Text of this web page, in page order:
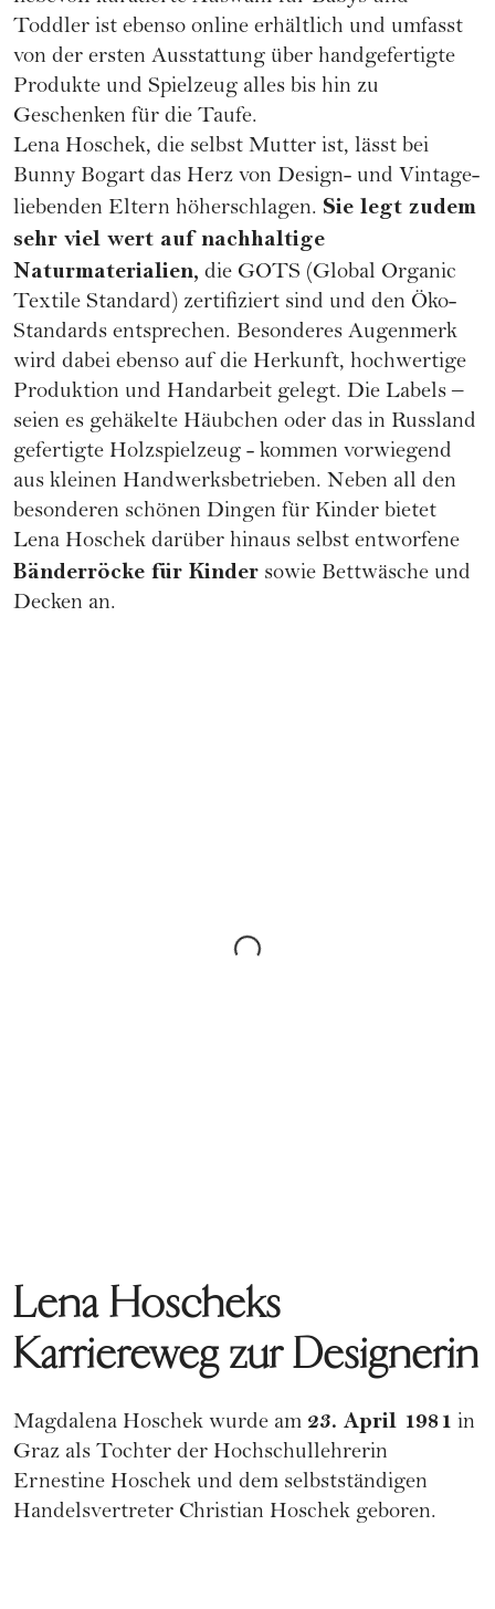
Toddler ist ebenso online erhältlich und umfasst
von der ersten Ausstattung über handgefertigte
Produkte und Spielzeug alles bis hin zu
Geschenken für die Taufe.
Lena Hoschek, die selbst Mutter ist, lässt bei
Bunny Bogart das Herz von Design- und Vintage-
liebenden Eltern höherschlagen. Sie legt zudem
sehr viel wert auf nachhaltige
Naturmaterialien, die GOTS (Global Organic
Textile Standard) zertifiziert sind und den Öko-
Standards entsprechen. Besonderes Augenmerk
wird dabei ebenso auf die Herkunft, hochwertige
Produktion und Handarbeit gelegt. Die Labels –
seien es gehäkelte Häubchen oder das in Russland
gefertigte Holzspielzeug - kommen vorwiegend
aus kleinen Handwerksbetrieben. Neben all den
besonderen schönen Dingen für Kinder bietet
Lena Hoschek darüber hinaus selbst entworfene
Bänderröcke für Kinder sowie Bettwäsche und
Decken an.
Lena Hoscheks
Karriereweg zur Designerin
Magdalena Hoschek wurde am 23. April 1981 in
Graz als Tochter der Hochschullehrerin
Ernestine Hoschek und dem selbstständigen
Handelsvertreter Christian Hoschek geboren.